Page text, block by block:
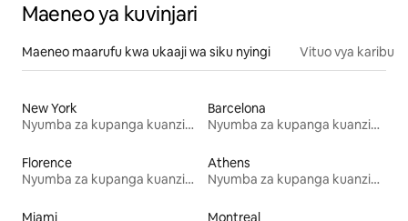
Maeneo ya kuvinjari
Maeneo maarufu kwa ukaaji wa siku nyingi Vituo vya karibu
New York
Nyumba za kupanga kuanzia mwezi mmoja
Barcelona
Nyumba za kupanga kuanzia mwezi mmoja
Florence
Nyumba za kupanga kuanzia mwezi mmoja
Athens
Nyumba za kupanga kuanzia mwezi mmoja
Miami
Montreal